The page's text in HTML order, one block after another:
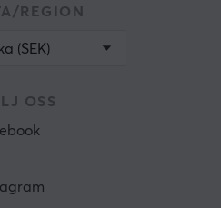
REGION
(SEK)
OSS